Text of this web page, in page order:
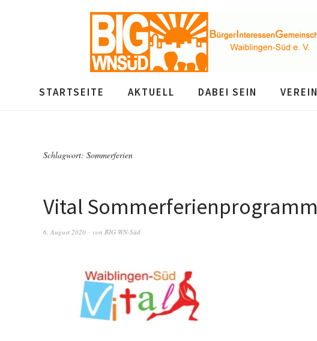
STARTSEITE AKTUELL DABEI SEIN VEREIN
Schlagwort: Sommerferien
Vital Sommerferienprogramm
6. August 2020 von BIG WN-Süd